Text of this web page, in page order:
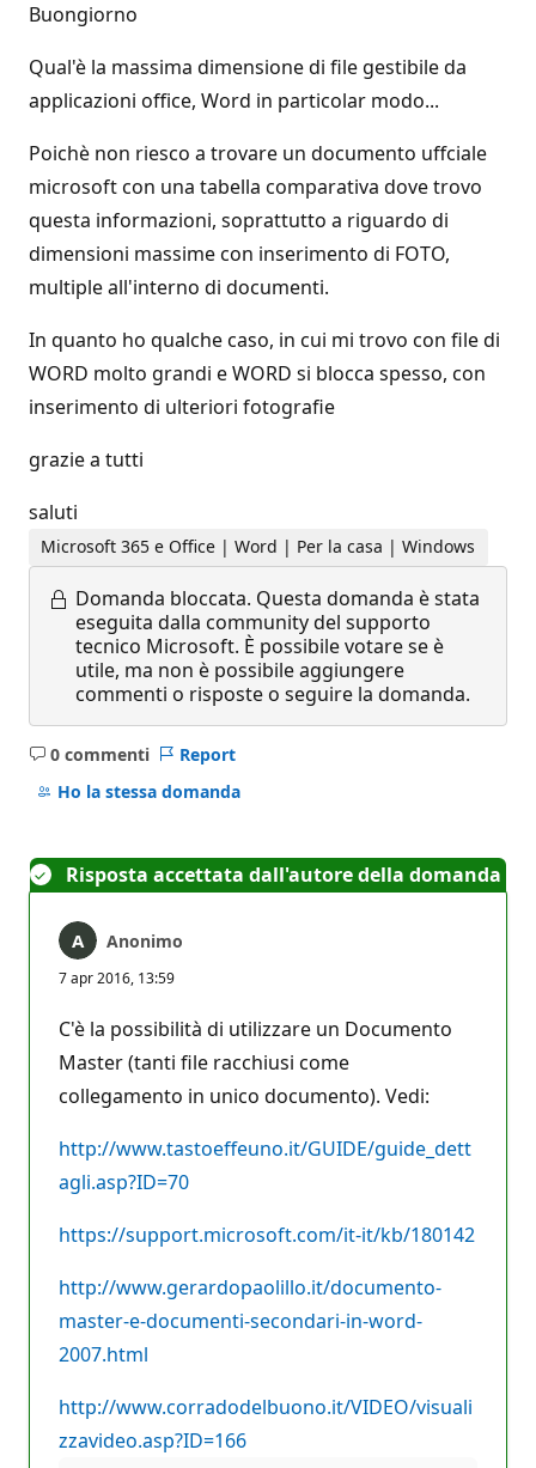
Buongiorno
Qual'è la massima dimensione di file gestibile da
applicazioni office, Word in particolar modo...
Poichè non riesco a trovare un documento uffciale
microsoft con una tabella comparativa dove trovo
questa informazioni, soprattutto a riguardo di
dimensioni massime con inserimento di FOTO,
multiple all'interno di documenti.
In quanto ho qualche caso, in cui mi trovo con file di
WORD molto grandi e WORD si blocca spesso, con
inserimento di ulteriori fotografie
grazie a tutti
saluti
Microsoft 365 e Office | Word | Per la casa | Windows
Domanda bloccata. Questa domanda è stata
eseguita dalla community del supporto
tecnico Microsoft. È possibile votare se è
utile, ma non è possibile aggiungere
commenti o risposte o seguire la domanda.
0 commenti
Nessun
commento
Report
Ho la stessa domanda
Risposta accettata dall'autore della domanda
Anonimo
7 apr 2016, 13:59
C'è la possibilità di utilizzare un Documento
Master (tanti file racchiusi come
collegamento in unico documento). Vedi:
http://www.tastoeffeuno.it/GUIDE/guide_dett
agli.asp?ID=70
https://support.microsoft.com/it-it/kb/180142
http://www.gerardopaolillo.it/documento-
master-e-documenti-secondari-in-word-
2007.html
http://www.corradodelbuono.it/VIDEO/visuali
zzavideo.asp?ID=166